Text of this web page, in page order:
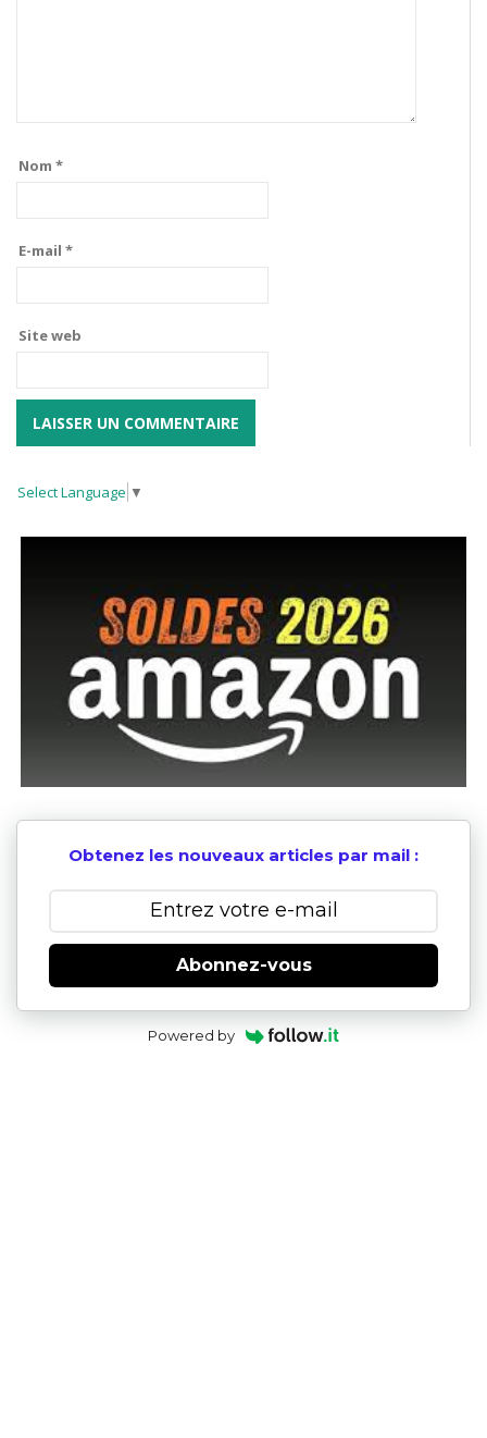
Nom *
E-mail *
Site web
Select Language ▼
Obtenez les nouveaux articles par mail :
Abonnez-vous
Powered by